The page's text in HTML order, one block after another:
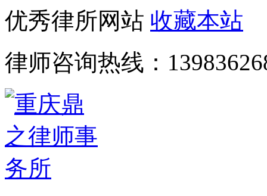
优秀律所网站 收藏本站
律师咨询热线：